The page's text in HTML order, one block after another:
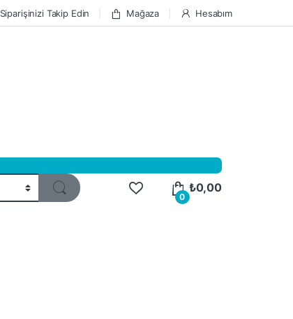
Siparişinizi Takip Edin Mağaza Hesabım
0
₺0,00